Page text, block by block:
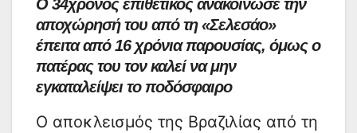
Ο 34χρονος επιθετικός ανακοίνωσε την
αποχώρησή του από τη «Σελεσάο»
έπειτα από 16 χρόνια παρουσίας, όμως ο
πατέρας του τον καλεί να μην
εγκαταλείψει το ποδόσφαιρο
Ο αποκλεισμός της Βραζιλίας από τη